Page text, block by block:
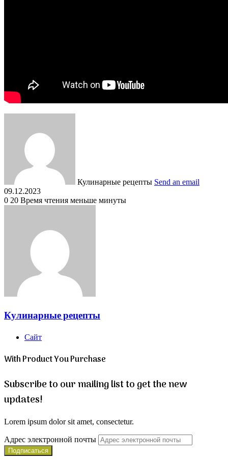
Кулинарные рецепты Send an email
09.12.2023
0 20 Время чтения меньше минуты
Кулинарные рецепты
Сайт
With Product You Purchase
Subscribe to our mailing list to get the new
updates!
Lorem ipsum dolor sit amet, consectetur.
Адрес электронной почты